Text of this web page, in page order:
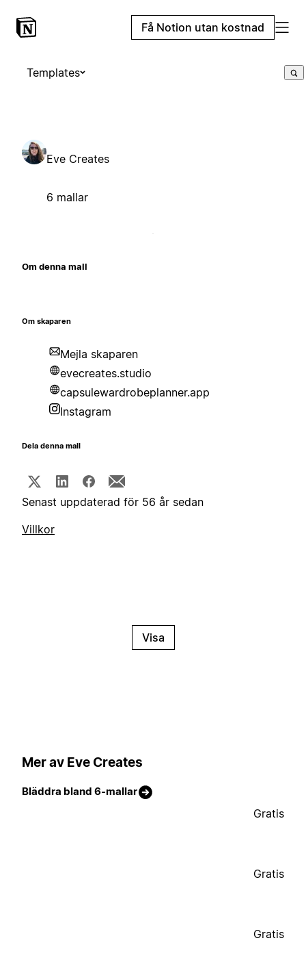
Få Notion utan kostnad
Templates
Eve Creates
6 mallar
Om denna mall
Om skaparen
Mejla skaparen
evecreates.studio
capsulewardrobeplanner.app
Instagram
Dela denna mall
Senast uppdaterad för 56 år sedan
Villkor
Visa
Mer av Eve Creates
Bläddra bland 6-mallar
Gratis
Gratis
Gratis